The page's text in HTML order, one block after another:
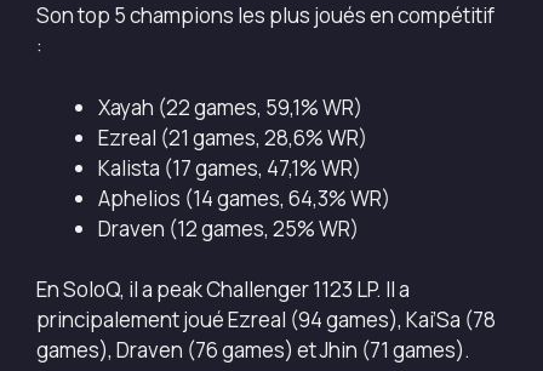
Son top 5 champions les plus joués en compétitif
:
Xayah (22 games, 59,1% WR)
Ezreal (21 games, 28,6% WR)
Kalista (17 games, 47,1% WR)
Aphelios (14 games, 64,3% WR)
Draven (12 games, 25% WR)
En SoloQ, il a peak Challenger 1123 LP. Il a
principalement joué Ezreal (94 games), Kai’Sa (78
games), Draven (76 games) et Jhin (71 games).